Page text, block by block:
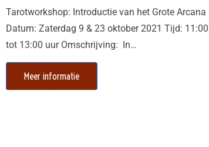
Tarotworkshop: Introductie van het Grote Arcana
Datum: Zaterdag 9 & 23 oktober 2021 Tijd: 11:00
tot 13:00 uur Omschrijving: In…
Meer informatie